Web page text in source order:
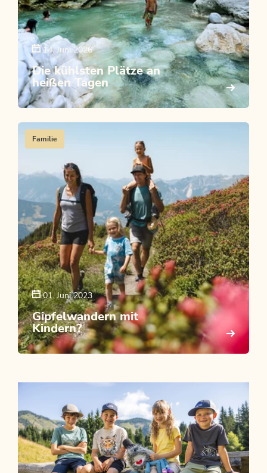
14. Juni 2026
Die kühlsten Plätze an
heißen Tagen
Familie
01. Juni 2023
Gipfelwandern mit
Kindern?